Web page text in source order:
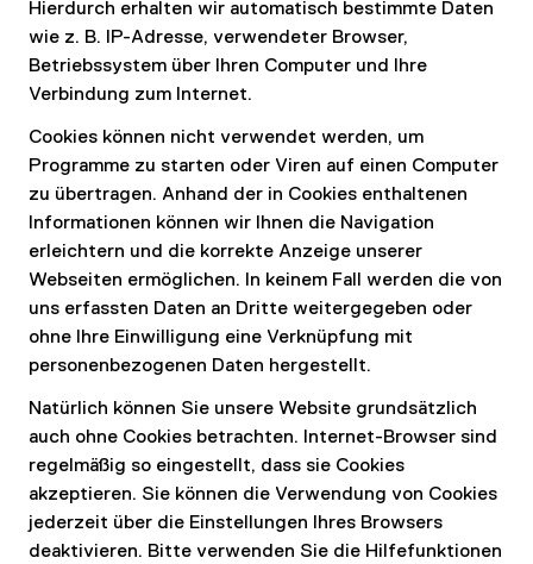
Hierdurch erhalten wir automatisch bestimmte Daten
wie z. B. IP-Adresse, verwendeter Browser,
Betriebssystem über Ihren Computer und Ihre
Verbindung zum Internet.
Cookies können nicht verwendet werden, um
Programme zu starten oder Viren auf einen Computer
zu übertragen. Anhand der in Cookies enthaltenen
Informationen können wir Ihnen die Navigation
erleichtern und die korrekte Anzeige unserer
Webseiten ermöglichen. In keinem Fall werden die von
uns erfassten Daten an Dritte weitergegeben oder
ohne Ihre Einwilligung eine Verknüpfung mit
personenbezogenen Daten hergestellt.
Natürlich können Sie unsere Website grundsätzlich
auch ohne Cookies betrachten. Internet-Browser sind
regelmäßig so eingestellt, dass sie Cookies
akzeptieren. Sie können die Verwendung von Cookies
jederzeit über die Einstellungen Ihres Browsers
deaktivieren. Bitte verwenden Sie die Hilfefunktionen